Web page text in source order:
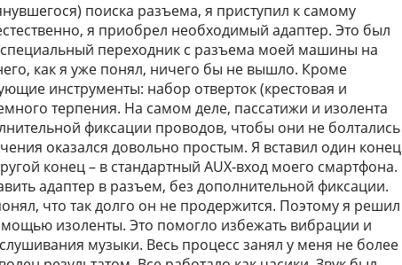
поиска разъема, я приступил к самому
я приобрел необходимый адаптер. Это был
переходник с разъема моей машины на
как я уже понял, ничего бы не вышло. Кроме
инструменты: набор отверток (крестовая и
терпения. На самом деле, пассатижи и изолента
фиксации проводов, чтобы они не болтались
оказался довольно простым. Я вставил один конец
конец – в стандартный AUX-вход моего смартфона.
адаптер в разъем, без дополнительной фиксации.
что так долго он не продержится. Поэтому я решил
изоленты. Это помогло избежать вибрации и
музыки. Весь процесс занял у меня не более